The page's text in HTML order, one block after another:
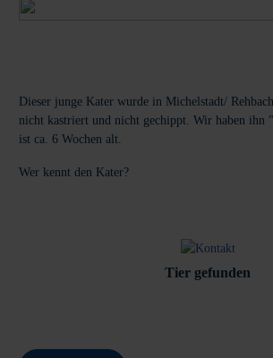
Dieser junge Kater wurde in Michelstadt/
nicht kastriert und nicht gechippt. Wir haben ihn
ist ca. 6 Wochen alt.
Wer kennt den Kater?
Tier gefunden